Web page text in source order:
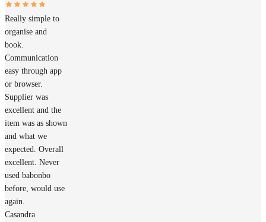
Really simple to
organise and
book.
Communication
easy through app
or browser.
Supplier was
excellent and the
item was as shown
and what we
expected. Overall
excellent. Never
used babonbo
before, would use
again.
Casandra